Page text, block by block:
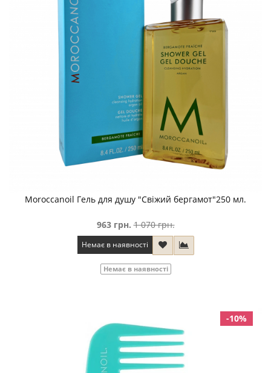
Moroccanoil Гель для душу "Свіжий бергамот"250 мл.
963 грн. 1 070 грн.
Немає в наявності
Немає в наявності
-10%